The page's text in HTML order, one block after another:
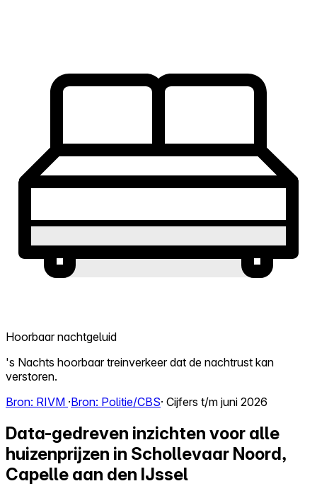
Hoorbaar nachtgeluid
's Nachts hoorbaar treinverkeer dat de nachtrust kan
verstoren.
Bron: RIVM ·Bron: Politie/CBS· Cijfers t/m juni 2026
Data-gedreven inzichten voor alle
huizenprijzen in Schollevaar Noord,
Capelle aan den IJssel